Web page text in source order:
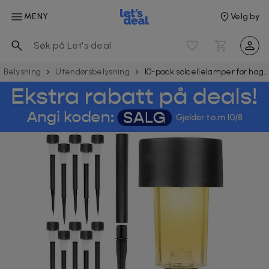
MENY Velg by
Belysning Utendørs­belysning 10-pack solcellelamper for hage